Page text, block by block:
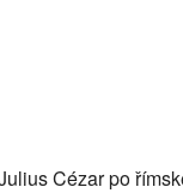
Cézar po